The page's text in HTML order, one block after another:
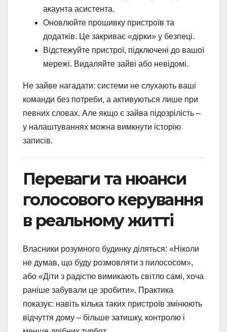
акаунта асистента.
Оновлюйте прошивку пристроїв та
додатків. Це закриває «дірки» у безпеці.
Відстежуйте пристрої, підключені до вашої
мережі. Видаляйте зайві або невідомі.
Не зайве нагадати: системи не слухають ваші
команди без потреби, а активуються лише при
певних словах. Але якщо є зайва підозрілість –
у налаштуваннях можна вимкнути історію
записів.
Переваги та нюанси
голосового керування
в реальному житті
Власники розумного будинку діляться: «Ніколи
не думав, що буду розмовляти з пилососом»,
або «Діти з радістю вимикають світло самі, хоча
раніше забували це зробити». Практика
показує: навіть кілька таких пристроїв змінюють
відчуття дому – більше затишку, контролю і